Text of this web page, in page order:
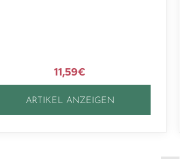
11,59€
ARTIKEL ANZEIGEN